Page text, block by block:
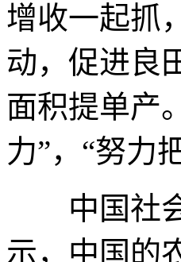
增收一起抓
动，促进良
面积提单产
力”，“努力
中国社会
示，中国的